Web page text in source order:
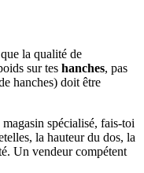
la qualité de
sur tes hanches, pas
hanches) doit être
spécialisé, fais-toi
la hauteur du dos, la
Un vendeur compétent